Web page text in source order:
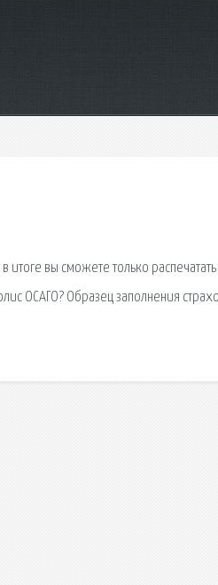
итоге вы сможете только
ОСАГО? Образец заполнения